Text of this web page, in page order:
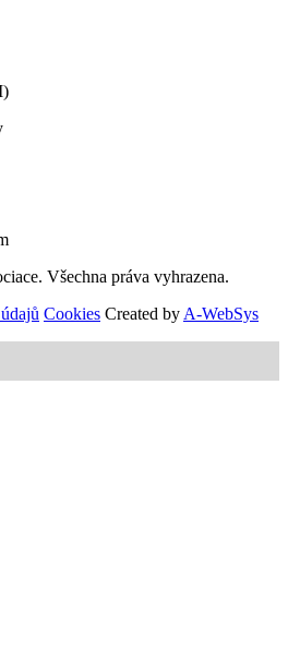
Všechna práva vyhrazena.
Cookies Created by A-WebSys